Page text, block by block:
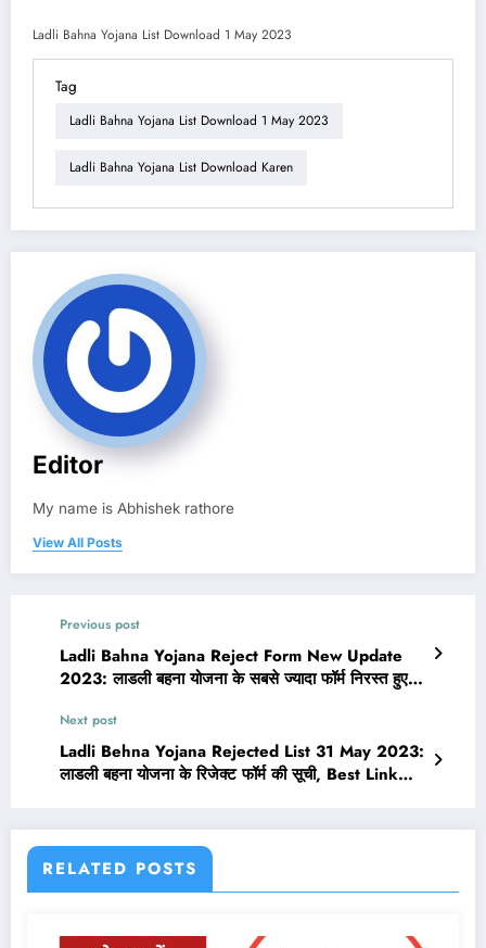
Ladli Bahna Yojana List Download 1 May 2023
Tag
Ladli Bahna Yojana List Download 1 May 2023
Ladli Bahna Yojana List Download Karen
Editor
My name is Abhishek rathore
View All Posts
Previous post
Ladli Bahna Yojana Reject Form New Update
2023: लाडली बहना योजना के सबसे ज्यादा फॉर्म निरस्त हुए,
Next post
Ladli Behna Yojana Rejected List 31 May 2023:
लाडली बहना योजना के रिजेक्ट फॉर्म की सूची, Best Link
RELATED POSTS